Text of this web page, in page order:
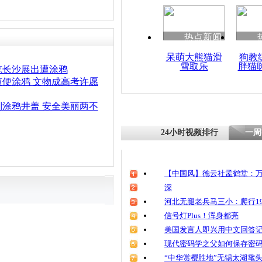
清明祭英
重庆爱情
沙展出遭涂鸦
涂鸦 文物成高考许愿
鸦井盖 安全美丽两不
热点新闻
呆萌大熊猫滑
雪取乐
狗教
胖猫
24小时视频排行 一
【中国风】德云社孟鹤堂：
深
河北无腿老兵马三小：爬行
信号灯Plus！浑身都亮
美国发言人即兴用中文回答
现代密码学之父如何保存
“中华赏樱胜地”无锡太湖鼋